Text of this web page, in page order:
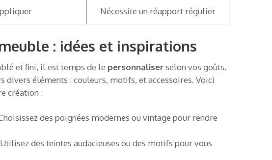
Nécessite un réapport régulier
: idées et inspirations
et fini, il est temps de le personnaliserselon vos goûts.
divers éléments : couleurs, motifs, et accessoires. Voici
création :
des poignées modernes ou vintage pour rendre
des teintes audacieuses ou des motifs pour vous